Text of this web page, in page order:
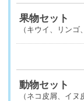
果物セット
（キウイ、リンゴ
動物セット
（ネコ皮屑、イヌ